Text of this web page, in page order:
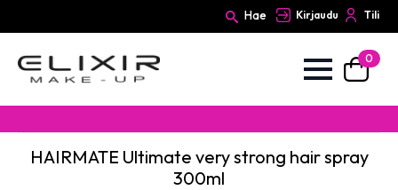
Hae Kirjaudu Tili
0
HAIRMATE Ultimate very strong hair spray
300ml